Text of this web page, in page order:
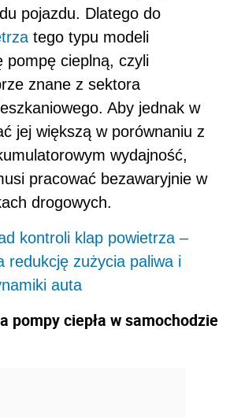
pojazdu. Dlatego do
tego typu modeli
pompę cieplną, czyli
znane z sektora
Aby jednak w
jej większą w porównaniu z
wydajność,
pracować bezawaryjnie w
drogowych.
kontroli klap powietrza –
redukcję zużycia paliwa i
auta
pompy ciepła w samochodzie